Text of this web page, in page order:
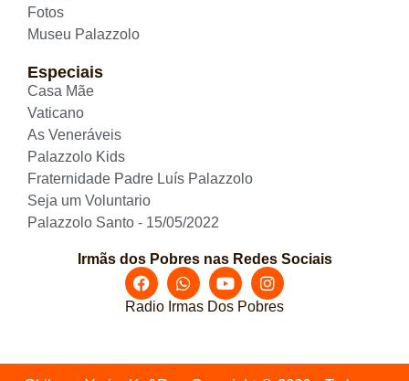
Fotos
Museu Palazzolo
Especiais
Casa Mãe
Vaticano
As Veneráveis
Palazzolo Kids
Fraternidade Padre Luís Palazzolo
Seja um Voluntario
Palazzolo Santo - 15/05/2022
Irmãs dos Pobres nas Redes Sociais
Radio Irmas Dos Pobres